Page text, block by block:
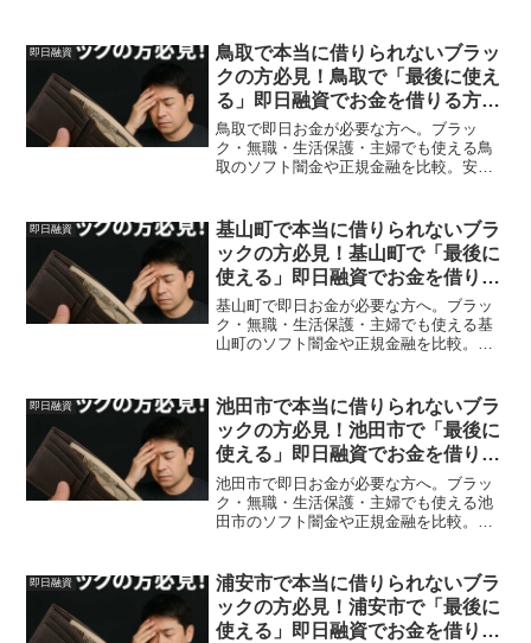
即日融資
鳥取で本当に借りられないブラッ
クの方必見！鳥取で「最後に使え
る」即日融資でお金を借りる方法
を紹介！
鳥取で即日お金が必要な方へ。ブラッ
ク・無職・生活保護・主婦でも使える鳥
取のソフト闇金や正規金融を比較。安全
即日融資
基山町で本当に借りられないブラ
ックの方必見！基山町で「最後に
使える」即日融資でお金を借りる
方法を紹介！
基山町で即日お金が必要な方へ。ブラッ
ク・無職・生活保護・主婦でも使える基
山町のソフト闇金や正規金融を比較。安
即日融資
池田市で本当に借りられないブラ
ックの方必見！池田市で「最後に
使える」即日融資でお金を借りる
方法を紹介！
池田市で即日お金が必要な方へ。ブラッ
ク・無職・生活保護・主婦でも使える池
田市のソフト闇金や正規金融を比較。安
即日融資
浦安市で本当に借りられないブラ
ックの方必見！浦安市で「最後に
使える」即日融資でお金を借りる